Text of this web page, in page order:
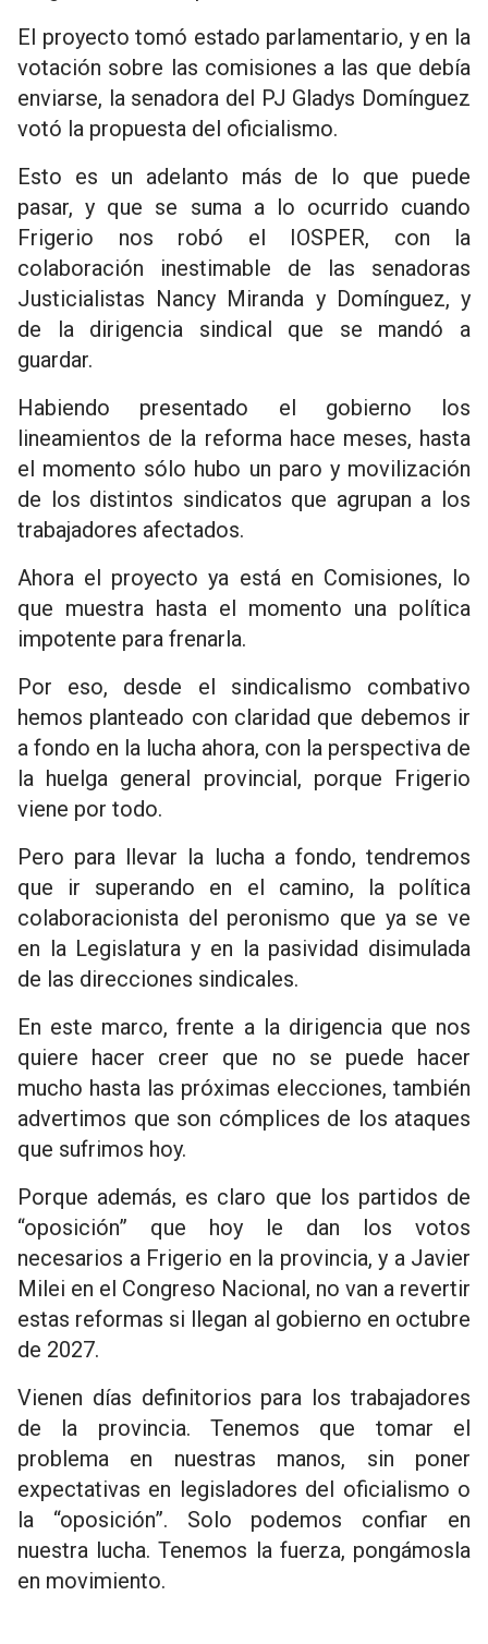
El proyecto tomó estado parlamentario, y en la
votación sobre las comisiones a las que debía
enviarse, la senadora del PJ Gladys Domínguez
votó la propuesta del oficialismo.
Esto es un adelanto más de lo que puede
pasar, y que se suma a lo ocurrido cuando
Frigerio nos robó el IOSPER, con la
colaboración inestimable de las senadoras
Justicialistas Nancy Miranda y Domínguez, y
de la dirigencia sindical que se mandó a
guardar.
Habiendo presentado el gobierno los
lineamientos de la reforma hace meses, hasta
el momento sólo hubo un paro y movilización
de los distintos sindicatos que agrupan a los
trabajadores afectados.
Ahora el proyecto ya está en Comisiones, lo
que muestra hasta el momento una política
impotente para frenarla.
Por eso, desde el sindicalismo combativo
hemos planteado con claridad que debemos ir
a fondo en la lucha ahora, con la perspectiva de
la huelga general provincial, porque Frigerio
viene por todo.
Pero para llevar la lucha a fondo, tendremos
que ir superando en el camino, la política
colaboracionista del peronismo que ya se ve
en la Legislatura y en la pasividad disimulada
de las direcciones sindicales.
En este marco, frente a la dirigencia que nos
quiere hacer creer que no se puede hacer
mucho hasta las próximas elecciones, también
advertimos que son cómplices de los ataques
que sufrimos hoy.
Porque además, es claro que los partidos de
“oposición” que hoy le dan los votos
necesarios a Frigerio en la provincia, y a Javier
Milei en el Congreso Nacional, no van a revertir
estas reformas si llegan al gobierno en octubre
de 2027.
Vienen días definitorios para los trabajadores
de la provincia. Tenemos que tomar el
problema en nuestras manos, sin poner
expectativas en legisladores del oficialismo o
la “oposición”. Solo podemos confiar en
nuestra lucha. Tenemos la fuerza, pongámosla
en movimiento.